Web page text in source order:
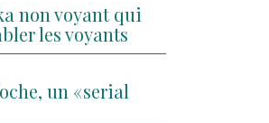
non voyant qui
les voyants
un « serial